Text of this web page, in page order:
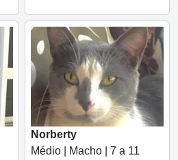
Norberty
Médio | Macho | 7 a 11